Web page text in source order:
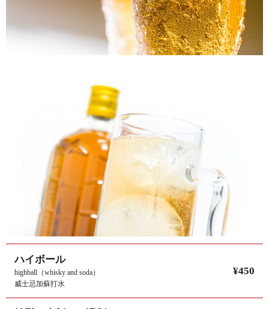
ハイボール
highball（whisky and soda）
威士忌加蘇打水
¥450